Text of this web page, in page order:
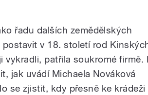
řadu dalších zemědělských
v 18. století rod
vykradli, patřila soukromé firmě.
jak uvádí Michaela Nováková
se zjistit, kdy přesně ke